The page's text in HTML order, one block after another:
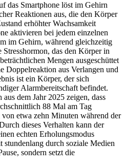
das Smartphone löst im Gehirn
Reaktionen aus, die den Körper
erhöhter Wachsamkeit
aktivieren bei jedem einzelnen
im Gehirn, während gleichzeitig
das den Körper in
Mengen ausgeschüttet
Doppelreaktion aus Verlangen und
ist ein Körper, der sich
Alarmbereitschaft befindet.
dem Jahr 2025 zeigen, dass
88 Mal am Tag
etwa zehn Minuten während der
dieses Verhalten kann der
echten Erholungsmodus
stundenlang durch soziale Medien
sondern setzt die